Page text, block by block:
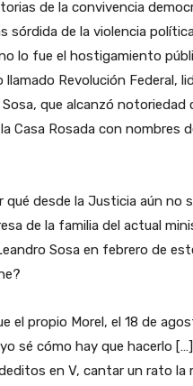
de la convivencia
sórdida de la violencia
lo fue el hostigamiento
llamado Revolución
que alcanzó
Casa Rosada con nombres
qué desde la Justicia aún no
de la familia del actual
Sosa en febrero de
el propio Morel, el 18 de
sé cómo hay que hacerlo
en V, cantar un rato